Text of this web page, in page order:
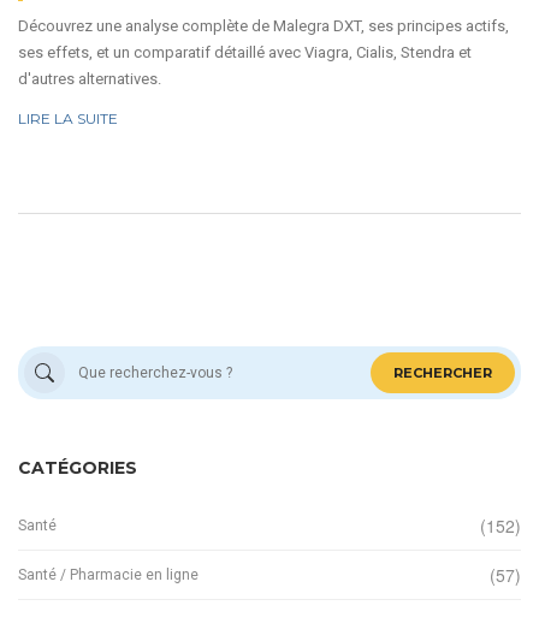
Découvrez une analyse complète de Malegra DXT, ses principes actifs,
ses effets, et un comparatif détaillé avec Viagra, Cialis, Stendra et
d'autres alternatives.
LIRE LA SUITE
RECHERCHER
CATÉGORIES
Santé (152)
Santé / Pharmacie en ligne (57)